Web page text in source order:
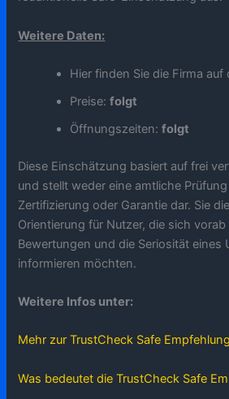
Weitere Daten:
Hier finden Sie die Firma
Preise:folgt
Öffnungszeiten:folgt
Diese Einschätzung basiert auf frei
und stellt weder eine amtliche
Zertifizierung oder Garantie dar. Sie
Orientierung für Nutzer, die sich
Bewertungen und die Seriosität eines
informieren möchten.
Weitere Infos unter:
Mehr zur TrustCheck Safe Empfehlung
Was bedeutet die TrustCheck Safe